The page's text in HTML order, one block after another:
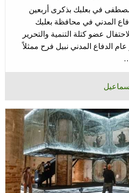
في بعلبك بذكرى أربعين
المدني في محافظة بعلبك
عضو كتلة التنمية والتحرير
الدفاع المدني نبيل فرح ممثلاً